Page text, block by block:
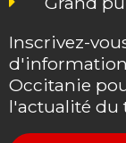
Inscrivez-
Occitanie
l'actualité du